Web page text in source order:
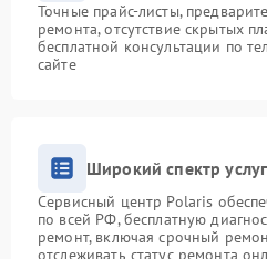
Точные прайс-листы,
ремонта, отсутствие скрытых
бесплатной консультации по
сайте
Широкий спектр услуг
Сервисный центр Polaris
по всей РФ, бесплатную
ремонт, включая срочный
отслеживать статус ремонта